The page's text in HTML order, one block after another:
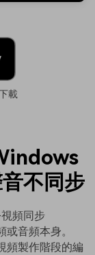
載
不同步
頻同步
音頻本身。
頻製作階段的編